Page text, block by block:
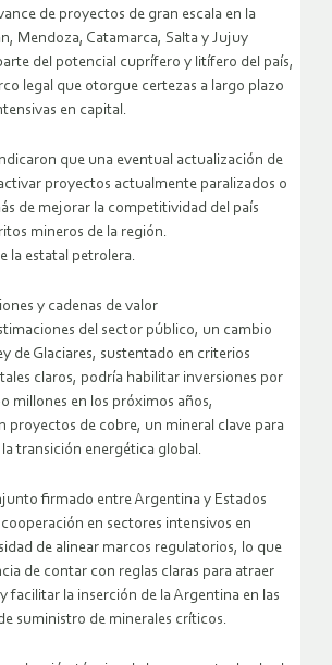
de proyectos de gran escala en la
Mendoza, Catamarca, Salta y Jujuy
del potencial cuprífero y litífero del país,
legal que otorgue certezas a largo plazo
en capital.
que una eventual actualización de
proyectos actualmente paralizados o
de mejorar la competitividad del país
mineros de la región.
la estatal petrolera.
y cadenas de valor
del sector público, un cambio
de Glaciares, sustentado en criterios
claros, podría habilitar inversiones por
millones en los próximos años,
proyectos de cobre, un mineral clave para
transición energética global.
firmado entre Argentina y Estados
en sectores intensivos en
de alinear marcos regulatorios, lo que
de contar con reglas claras para atraer
facilitar la inserción de la Argentina en las
suministro de minerales críticos.